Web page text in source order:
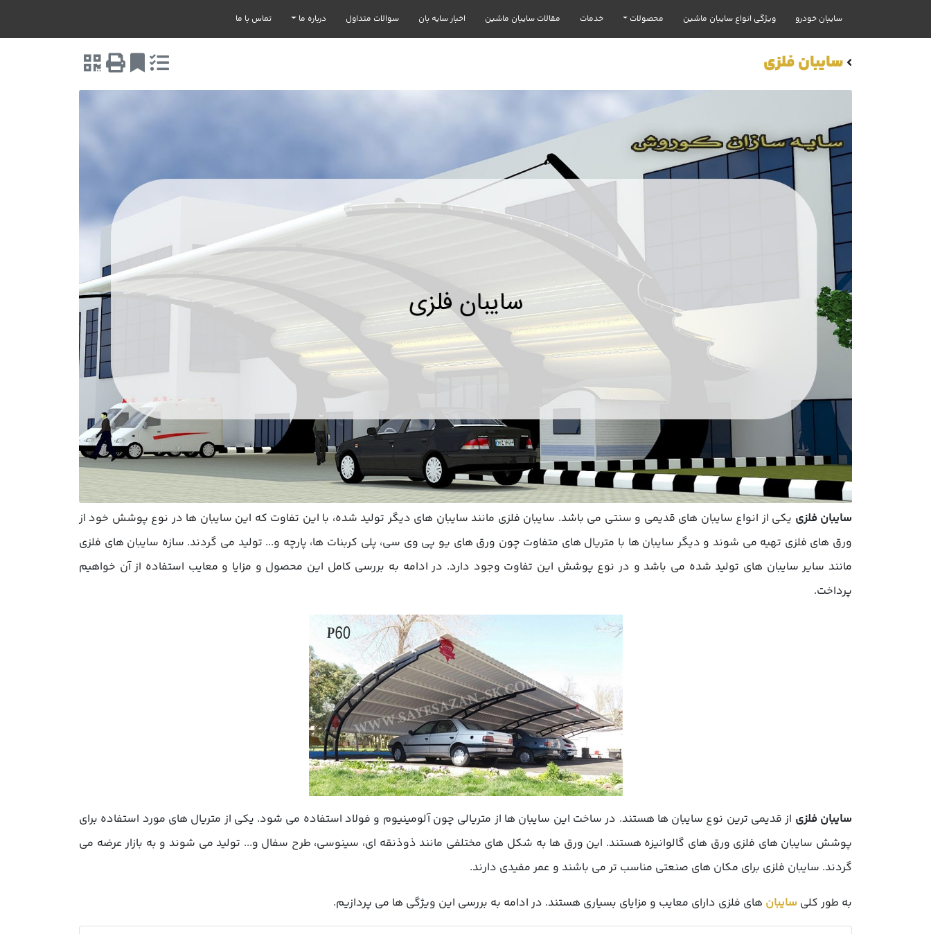
سایبان خودرو ویژگی انواع سایبان ماشین محصولات خدمات مقالات سایبان ماشین اخبار سایه بان سوالات متداول درباره ما تماس با ما
سایبان فلزی
سایبان فلزی یکی از انواع سایبان های قدیمی و سنتی می باشد. سایبان فلزی مانند سایبان های دیگر تولید شده، با این تفاوت که این سایبان ها در نوع پوشش خود از
ورق های فلزی تهیه می شوند و دیگر سایبان ها با متریال های متفاوت چون ورق های یو پی وی سی، پلی کربنات ها، پارچه و... تولید می گردند. سازه سایبان های فلزی
مانند سایر سایبان های تولید شده می باشد و در نوع پوشش این تفاوت وجود دارد. در ادامه به بررسی کامل این محصول و مزایا و معایب استفاده از آن خواهیم
پرداخت.
سایبان فلزی از قدیمی ترین نوع سایبان ها هستند. در ساخت این سایبان ها از متریالی چون آلومینیوم و فولاد استفاده می شود. یکی از متریال های مورد استفاده برای
پوشش سایبان های فلزی ورق های گالوانیزه هستند. این ورق ها به شکل های مختلفی مانند ذوذنقه ای، سینوسی، طرح سفال و... تولید می شوند و به بازار عرضه می
گردند. سایبان فلزی برای مکان های صنعتی مناسب تر می باشند و عمر مفیدی دارند.
به طور کلی سایبان های فلزی دارای معایب و مزایای بسیاری هستند. در ادامه به بررسی این ویژگی ها می پردازیم.